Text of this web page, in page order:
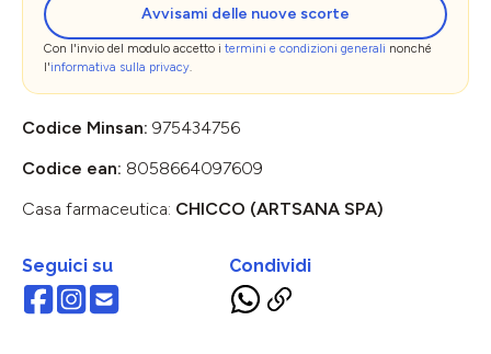
Avvisami delle nuove scorte
Con l'invio del modulo accetto i termini e condizioni generali nonché
l'informativa sulla privacy.
Codice Minsan: 975434756
Codice ean: 8058664097609
Casa farmaceutica: CHICCO (ARTSANA SPA)
Seguici su Condividi